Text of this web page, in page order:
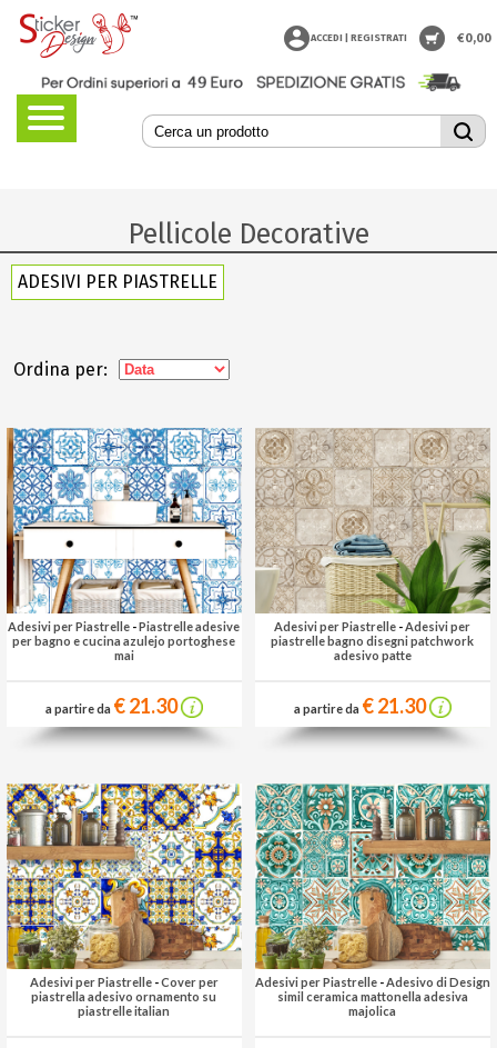
Pellicole Decorative
ADESIVI PER PIASTRELLE
Ordina per:
Adesivi per Piastrelle -Piastrelle adesive
per bagno e cucina azulejo portoghese
mai
a partire da € 21.30
Adesivi per Piastrelle -Adesivi per
piastrelle bagno disegni patchwork
adesivo patte
a partire da € 21.30
Adesivi per Piastrelle -Cover per
piastrella adesivo ornamento su
piastrelle italian
Adesivi per Piastrelle -Adesivo di Design
simil ceramica mattonella adesiva
majolica
ACCEDI | REGISTRATI €0,00